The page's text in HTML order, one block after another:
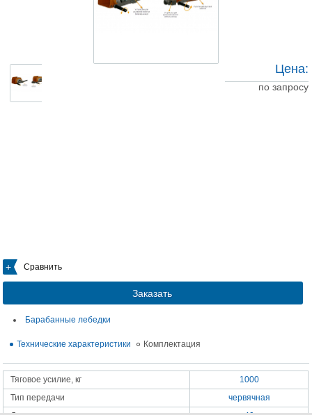
Сравнить
Заказать
Цена:
по запросу
Барабанные лебедки
Технические характеристики Комплектация
Тяговое усилие, кг
1000
Тип передачи
червячная